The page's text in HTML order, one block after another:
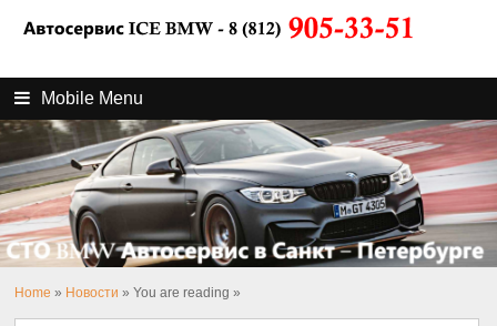
Mobile Menu
Home » Новости » You are reading »